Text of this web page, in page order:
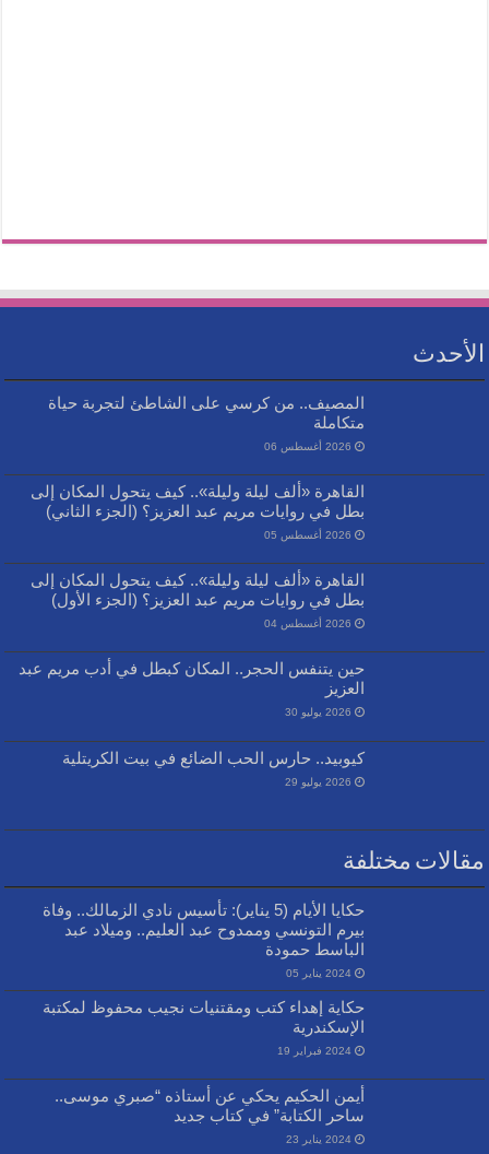
الأحدث
المصيف.. من كرسي على الشاطئ لتجربة حياة
متكاملة
2026 أغسطس 06
القاهرة «ألف ليلة وليلة».. كيف يتحول المكان إلى
بطل في روايات مريم عبد العزيز؟ (الجزء الثاني)
2026 أغسطس 05
القاهرة «ألف ليلة وليلة».. كيف يتحول المكان إلى
بطل في روايات مريم عبد العزيز؟ (الجزء الأول)
2026 أغسطس 04
حين يتنفس الحجر.. المكان كبطل في أدب مريم عبد
العزيز
2026 يوليو 30
كيوبيد.. حارس الحب الضائع في بيت الكريتلية
2026 يوليو 29
مقالات مختلفة
حكايا الأيام (5 يناير): تأسيس نادي الزمالك.. وفاة
بيرم التونسي وممدوح عبد العليم.. وميلاد عبد
الباسط حمودة
2024 يناير 05
حكاية إهداء كتب ومقتنيات نجيب محفوظ لمكتبة
الإسكندرية
2024 فبراير 19
أيمن الحكيم يحكي عن أستاذه “صبري موسى..
ساحر الكتابة” في كتاب جديد
2024 يناير 23